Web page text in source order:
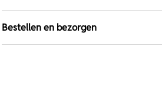
Bestellen en bezorgen